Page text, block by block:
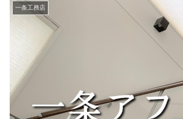
一条工務店